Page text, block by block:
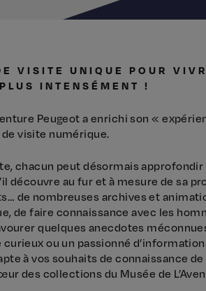
VISITE UNIQUE POUR
INTENSÉMENT !
Peugeot a enrichi son «
visite numérique.
chacun peut désormais
découvre au fur et à mesure de sa
de nombreuses archives et
de faire connaissance avec les
quelques anecdotes
ou un passionné
à vos souhaits de connaissance
des collections du Musée de